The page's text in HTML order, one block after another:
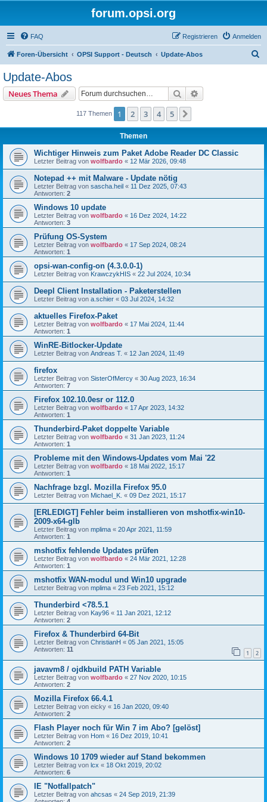
forum.opsi.org
FAQ Anmelden
Registrieren
Foren-Übersicht OPSI Support - Deutsch Update-Abos
Update-Abos
Neues Thema Suche
117 Themen 1 2 3 4 5
Themen
Wichtiger Hinweis zum Paket Adobe Reader DC Classic
Letzter Beitrag von wolfbardo « 12 Mär 2026, 09:48
Notepad ++ mit Malware - Update nötig
Letzter Beitrag von sascha.heil « 11 Dez 2025, 07:43
Antworten: 2
Windows 10 update
Letzter Beitrag von wolfbardo « 16 Dez 2024, 14:22
Antworten: 3
Prüfung OS-System
Letzter Beitrag von wolfbardo « 17 Sep 2024, 08:24
Antworten: 1
opsi-wan-config-on (4.3.0.0-1)
Letzter Beitrag von KrawczykHIS « 22 Jul 2024, 10:34
Deepl Client Installation - Paketerstellen
Letzter Beitrag von a.schier « 03 Jul 2024, 14:32
aktuelles Firefox-Paket
Letzter Beitrag von wolfbardo « 17 Mai 2024, 11:44
Antworten: 1
WinRE-Bitlocker-Update
Letzter Beitrag von Andreas T. « 12 Jan 2024, 11:49
firefox
Letzter Beitrag von SisterOfMercy « 30 Aug 2023, 16:34
Antworten: 7
Firefox 102.10.0esr or 112.0
Letzter Beitrag von wolfbardo « 17 Apr 2023, 14:32
Antworten: 1
Thunderbird-Paket doppelte Variable
Letzter Beitrag von wolfbardo « 31 Jan 2023, 11:24
Antworten: 1
Probleme mit den Windows-Updates vom Mai '22
Letzter Beitrag von wolfbardo « 18 Mai 2022, 15:17
Antworten: 1
Nachfrage bzgl. Mozilla Firefox 95.0
Letzter Beitrag von Michael_K. « 09 Dez 2021, 15:17
[ERLEDIGT] Fehler beim installieren von mshotfix-win10-
2009-x64-glb
Letzter Beitrag von mplima « 20 Apr 2021, 11:59
Antworten: 1
mshotfix fehlende Updates prüfen
Letzter Beitrag von wolfbardo « 24 Mär 2021, 12:28
Antworten: 1
mshotfix WAN-modul und Win10 upgrade
Letzter Beitrag von mplima « 23 Feb 2021, 15:12
Thunderbird <78.5.1
Letzter Beitrag von Kay96 « 11 Jan 2021, 12:12
Antworten: 2
Firefox & Thunderbird 64-Bit
Letzter Beitrag von ChristianH « 05 Jan 2021, 15:05
Antworten: 11 1 2
javavm8 / ojdkbuild PATH Variable
Letzter Beitrag von wolfbardo « 27 Nov 2020, 10:15
Antworten: 2
Mozilla Firefox 66.4.1
Letzter Beitrag von eicky « 16 Jan 2020, 09:40
Antworten: 2
Flash Player noch für Win 7 im Abo? [gelöst]
Letzter Beitrag von Hom « 16 Dez 2019, 10:41
Antworten: 2
Windows 10 1709 wieder auf Stand bekommen
Letzter Beitrag von lcx « 18 Okt 2019, 20:02
Antworten: 6
IE "Notfallpatch"
Letzter Beitrag von ahcsas « 24 Sep 2019, 21:39